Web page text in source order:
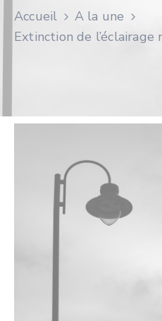
Accueil
A la une
Extinction de l’éclairage